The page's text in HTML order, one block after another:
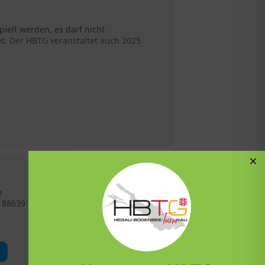
werden, es darf nicht
HBTG veranstaltet auch 2025
Wald
×